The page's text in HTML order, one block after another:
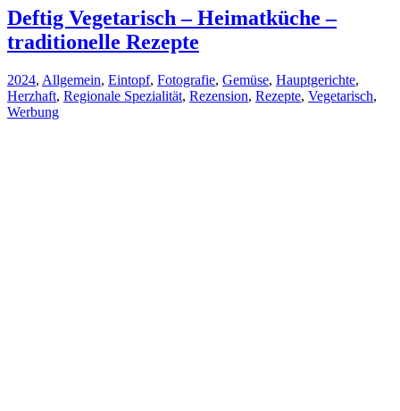
Deftig Vegetarisch – Heimatküche –
traditionelle Rezepte
2024, Allgemein, Eintopf, Fotografie, Gemüse, Hauptgerichte,
Herzhaft, Regionale Spezialität, Rezension, Rezepte, Vegetarisch,
Werbung